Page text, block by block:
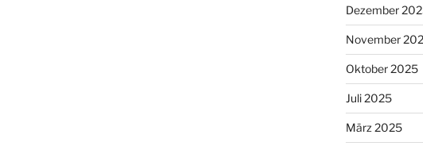
Dezember
November
Oktober 2025
Juli 2025
März 2025